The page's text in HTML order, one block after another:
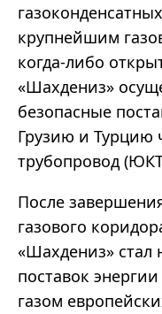
крупнейшим
когда-либо
«Шахдениз»
безопасные
Грузию и Турцию
трубопровод
После
газового
«Шахдениз»
поставок
газом